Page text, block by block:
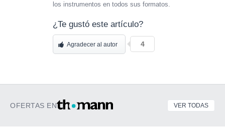
los instrumentos en todos sus formatos.
¿Te gustó este artículo?
Agradecer al autor 4
OFERTAS EN VER TODAS